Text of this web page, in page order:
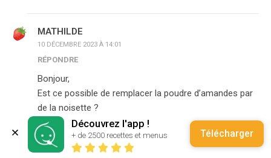
MATHILDE
10 DÉCEMBRE 2023 À 14:01
RÉPONDRE
Bonjour,
Est ce possible de remplacer la poudre d’amandes par
de la noisette ?
Découvrez l'app !
+ de 2500 recettes et menus Télécharger